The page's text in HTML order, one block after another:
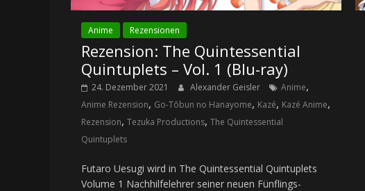
Anime Rezensionen
Rezension: The Quintessential
Quintuplets – Vol. 1 (Blu-ray)
24. Dezember 2021 Alexander Geisler Anime,
Anime Rezension, Go-Tōbun no Hanayome, Kazé, Kazé Anime,
Rezension, Tezuka Productions, The Quintessential
Quintuplets
Futaro Uesugi wird in The Quintessential Quintuplets
Volume 1 Nachhilfelehrer seiner neuen Fünflings-